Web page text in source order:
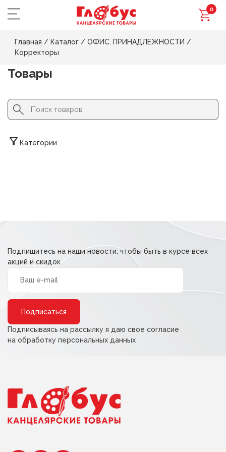
0
Главная / Каталог / ОФИС. ПРИНАДЛЕЖНОСТИ /
Корректоры
Товары
Search
for:
Button
Категории
Подпишитесь на наши новости, чтобы быть в курсе всех
акций и скидок
Подписываясь на рассылку я даю свое согласие
на обработку персональных данных